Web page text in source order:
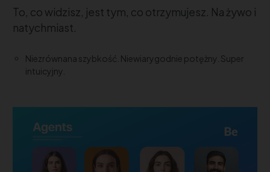
To, co widzisz, jest tym, co otrzymujesz. Na żywo i
natychmiast.
Niezrównana szybkość. Niewiarygodnie potężny. Super
intuicyjny.